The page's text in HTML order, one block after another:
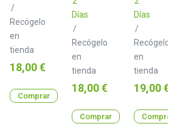
/
Recógelo
en
tienda
Precio
18,00 €
Comprar
Días
/
Recógelo
en
tienda
Precio
18,00 €
Comprar
Días
/
Recógelo
en
tienda
Precio
19,00 €
Comprar